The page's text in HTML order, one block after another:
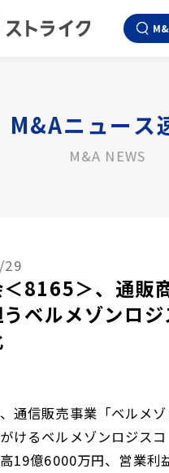
M&Aニュース
M&A NEWS
29
8165＞、通販
ベルメゾンロ
通信販売事業「ベルメ
けるベルメゾンロジス
19億6000万円、営業利